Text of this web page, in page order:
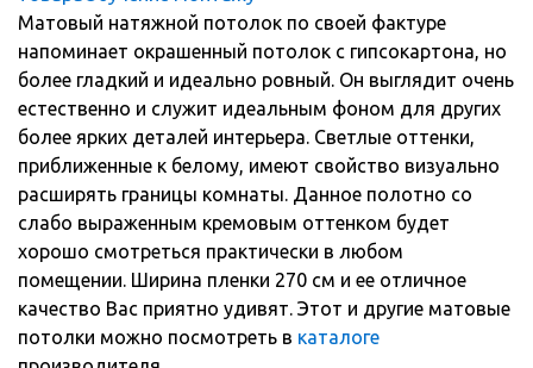
Матовый натяжной потолок по своей фактуре
напоминает окрашенный потолок с гипсокартона, но
более гладкий и идеально ровный. Он выглядит очень
естественно и служит идеальным фоном для других
более ярких деталей интерьера. Светлые оттенки,
приближенные к белому, имеют свойство визуально
расширять границы комнаты. Данное полотно со
слабо выраженным кремовым оттенком будет
хорошо смотреться практически в любом
помещении. Ширина пленки 270 см и ее отличное
качество Вас приятно удивят. Этот и другие матовые
потолки можно посмотреть в каталоге